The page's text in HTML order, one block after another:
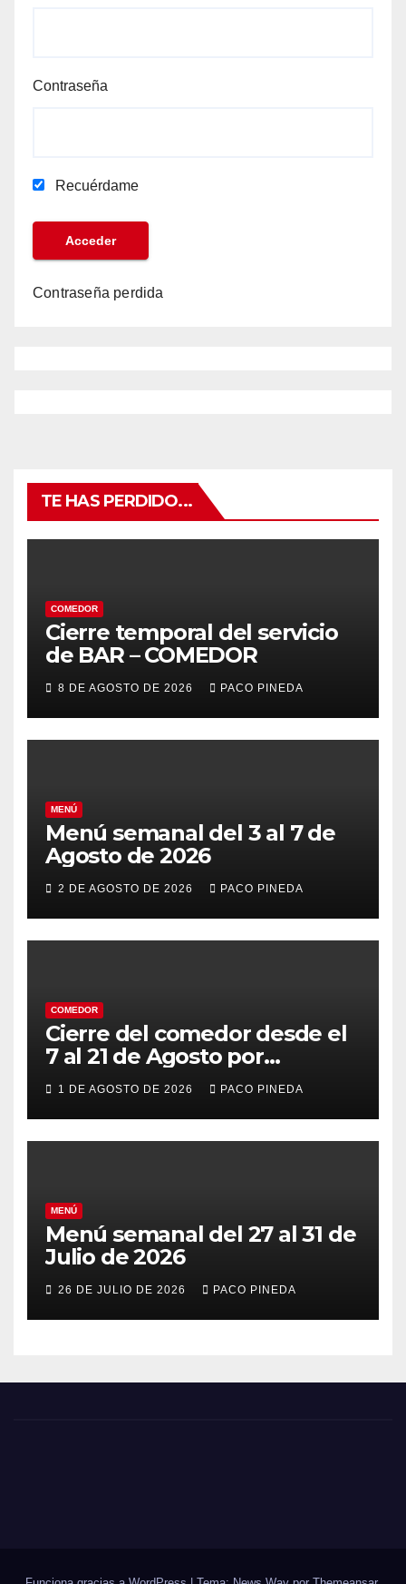
Contraseña
Recuérdame
Contraseña perdida
TE HAS PERDIDO...
COMEDOR
Cierre temporal del servicio
de BAR – COMEDOR
8 DE AGOSTO DE 2026 PACO PINEDA
MENÚ
Menú semanal del 3 al 7 de
Agosto de 2026
2 DE AGOSTO DE 2026 PACO PINEDA
COMEDOR
Cierre del comedor desde el
7 al 21 de Agosto por
vacaciones
1 DE AGOSTO DE 2026 PACO PINEDA
MENÚ
Menú semanal del 27 al 31 de
Julio de 2026
26 DE JULIO DE 2026 PACO PINEDA